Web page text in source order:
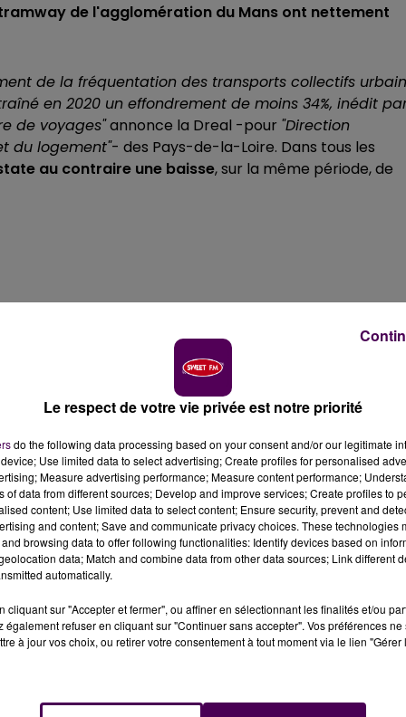
de l'agglomération du Mans ont nettement
de la fréquentation des transports collectifs
en 2020 un effondrement de moins 34%, inédit
de voyages"annonce la Dreal -pour "Direction
du logement"- des Pays-de-la-Loire. Dans tous les
au contraire une baisse, sur la même période, de
travaux d’ampleur de modernisation et
en 2025"explique la Dreal : il s'est agi de rallonger
capacité et de créer à l’automne trois lignes de
notamment entraîné des interruptions des lignes T1 et
17 août 2025-.
Le respect de votre vie privée est notre priorité
do the following data processing based on your consent and/or our legitimate
Use limited data to select advertising; Create profiles for personalised
Measure advertising performance; Measure content performance;
of data from different sources; Develop and improve services; Create profiles to
content; Use limited data to select content; Ensure security, prevent and
and content; Save and communicate privacy choices. These technologies
browsing data to offer following functionalities: Identify devices based on
data; Match and combine data from other data sources; Link different
automatically.
cliquant sur "Accepter et fermer", ou affiner en sélectionnant les finalités et/ou
également refuser en cliquant sur "Continuer sans accepter". Vos préférences
à jour vos choix, ou retirer votre consentement à tout moment via le lien